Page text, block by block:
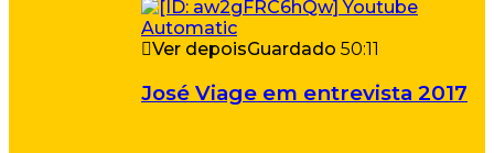
Ver depoisGuardado 50:11
José Viage em entrevista 2017